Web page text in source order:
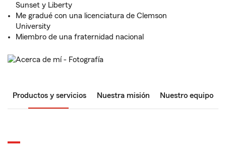
Sunset y Liberty
Me gradué con una licenciatura de Clemson
University
Miembro de una fraternidad nacional
Productos y servicios Nuestra misión Nuestro equipo